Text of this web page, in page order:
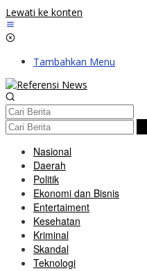
Lewati ke konten
Tambahkan Menu
Nasional
Daerah
Politik
Ekonomi dan Bisnis
Entertaiment
Kesehatan
Kriminal
Skandal
Teknologi